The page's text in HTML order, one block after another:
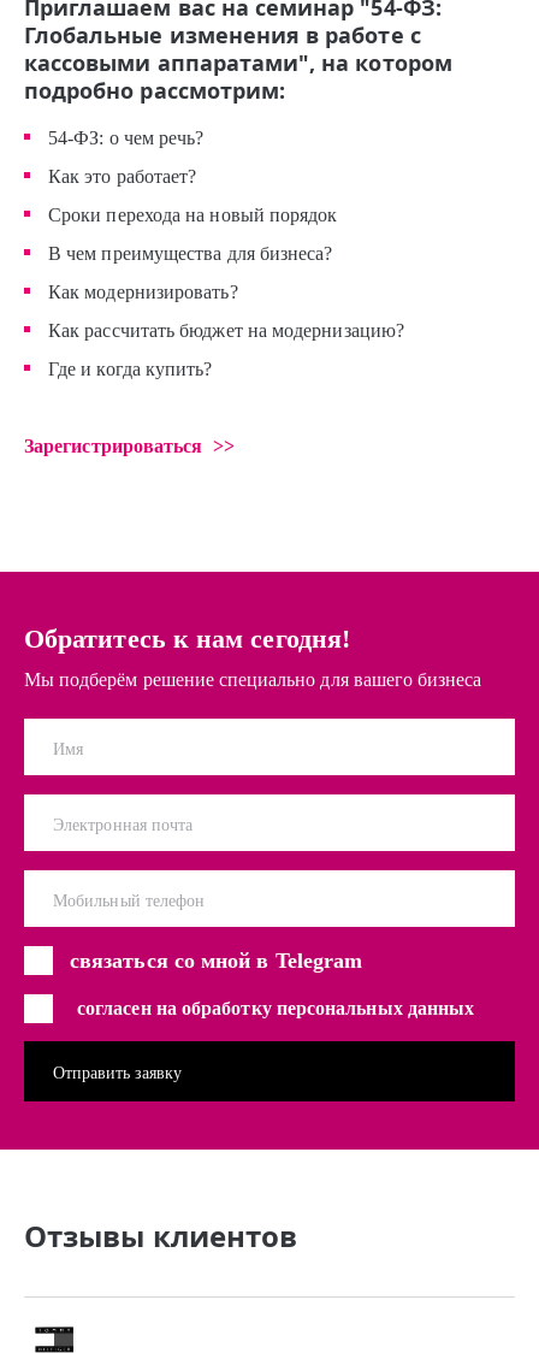
Приглашаем вас на семинар "54-ФЗ:
Глобальные изменения в работе с
кассовыми аппаратами", на котором
подробно рассмотрим:
54-ФЗ: о чем речь?
Как это работает?
Сроки перехода на новый порядок
В чем преимущества для бизнеса?
Как модернизировать?
Как рассчитать бюджет на модернизацию?
Где и когда купить?
Зарегистрироваться >>
Обратитесь к нам сегодня!
Мы подберём решение специально для вашего бизнеса
Имя
Электронная почта
Мобильный телефон
связаться со мной в Telegram
согласен на обработку персональных данных
Отзывы клиентов